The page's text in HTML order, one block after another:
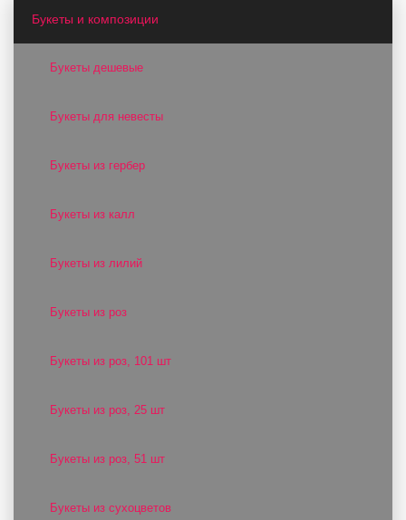
Букеты и композиции
Букеты дешевые
Букеты для невесты
Букеты из гербер
Букеты из калл
Букеты из лилий
Букеты из роз
Букеты из роз, 101 шт
Букеты из роз, 25 шт
Букеты из роз, 51 шт
Букеты из сухоцветов